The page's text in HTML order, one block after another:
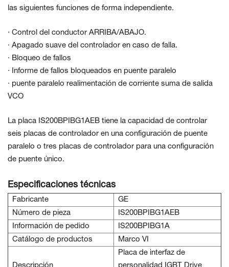
las siguientes funciones de forma independiente.
· Control del conductor ARRIBA/ABAJO.
· Apagado suave del controlador en caso de falla.
· Bloqueo de fallos
· Informe de fallos bloqueados en puente paralelo
· puente paralelo realimentación de corriente suma de salida
VCO
La placa IS200BPIBG1AEB tiene la capacidad de controlar
seis placas de controlador en una configuración de puente
paralelo o tres placas de controlador para una configuración
de puente único.
Especificaciones técnicas
Fabricante
GE
Número de pieza
IS200BPIBG1AEB
Información de pedido
IS200BPIBG1A
Catálogo de productos
Marco VI
Descripción
Placa de interfaz de
personalidad IGBT Drive